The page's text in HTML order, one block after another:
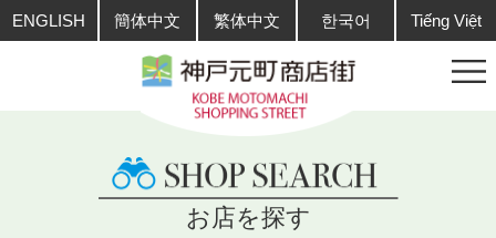
ENGLISH 簡体中文 繁体中文 한국어 Tiếng Việt
お店を探す